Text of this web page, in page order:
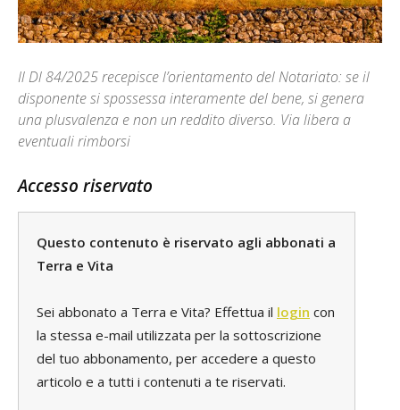
Il Dl 84/2025 recepisce l’orientamento del Notariato: se il
disponente si spossessa interamente del bene, si genera
una plusvalenza e non un reddito diverso. Via libera a
eventuali rimborsi
Accesso riservato
Questo contenuto è riservato agli abbonati a
Terra e Vita
Sei abbonato a Terra e Vita? Effettua il login con
la stessa e-mail utilizzata per la sottoscrizione
del tuo abbonamento, per accedere a questo
articolo e a tutti i contenuti a te riservati.